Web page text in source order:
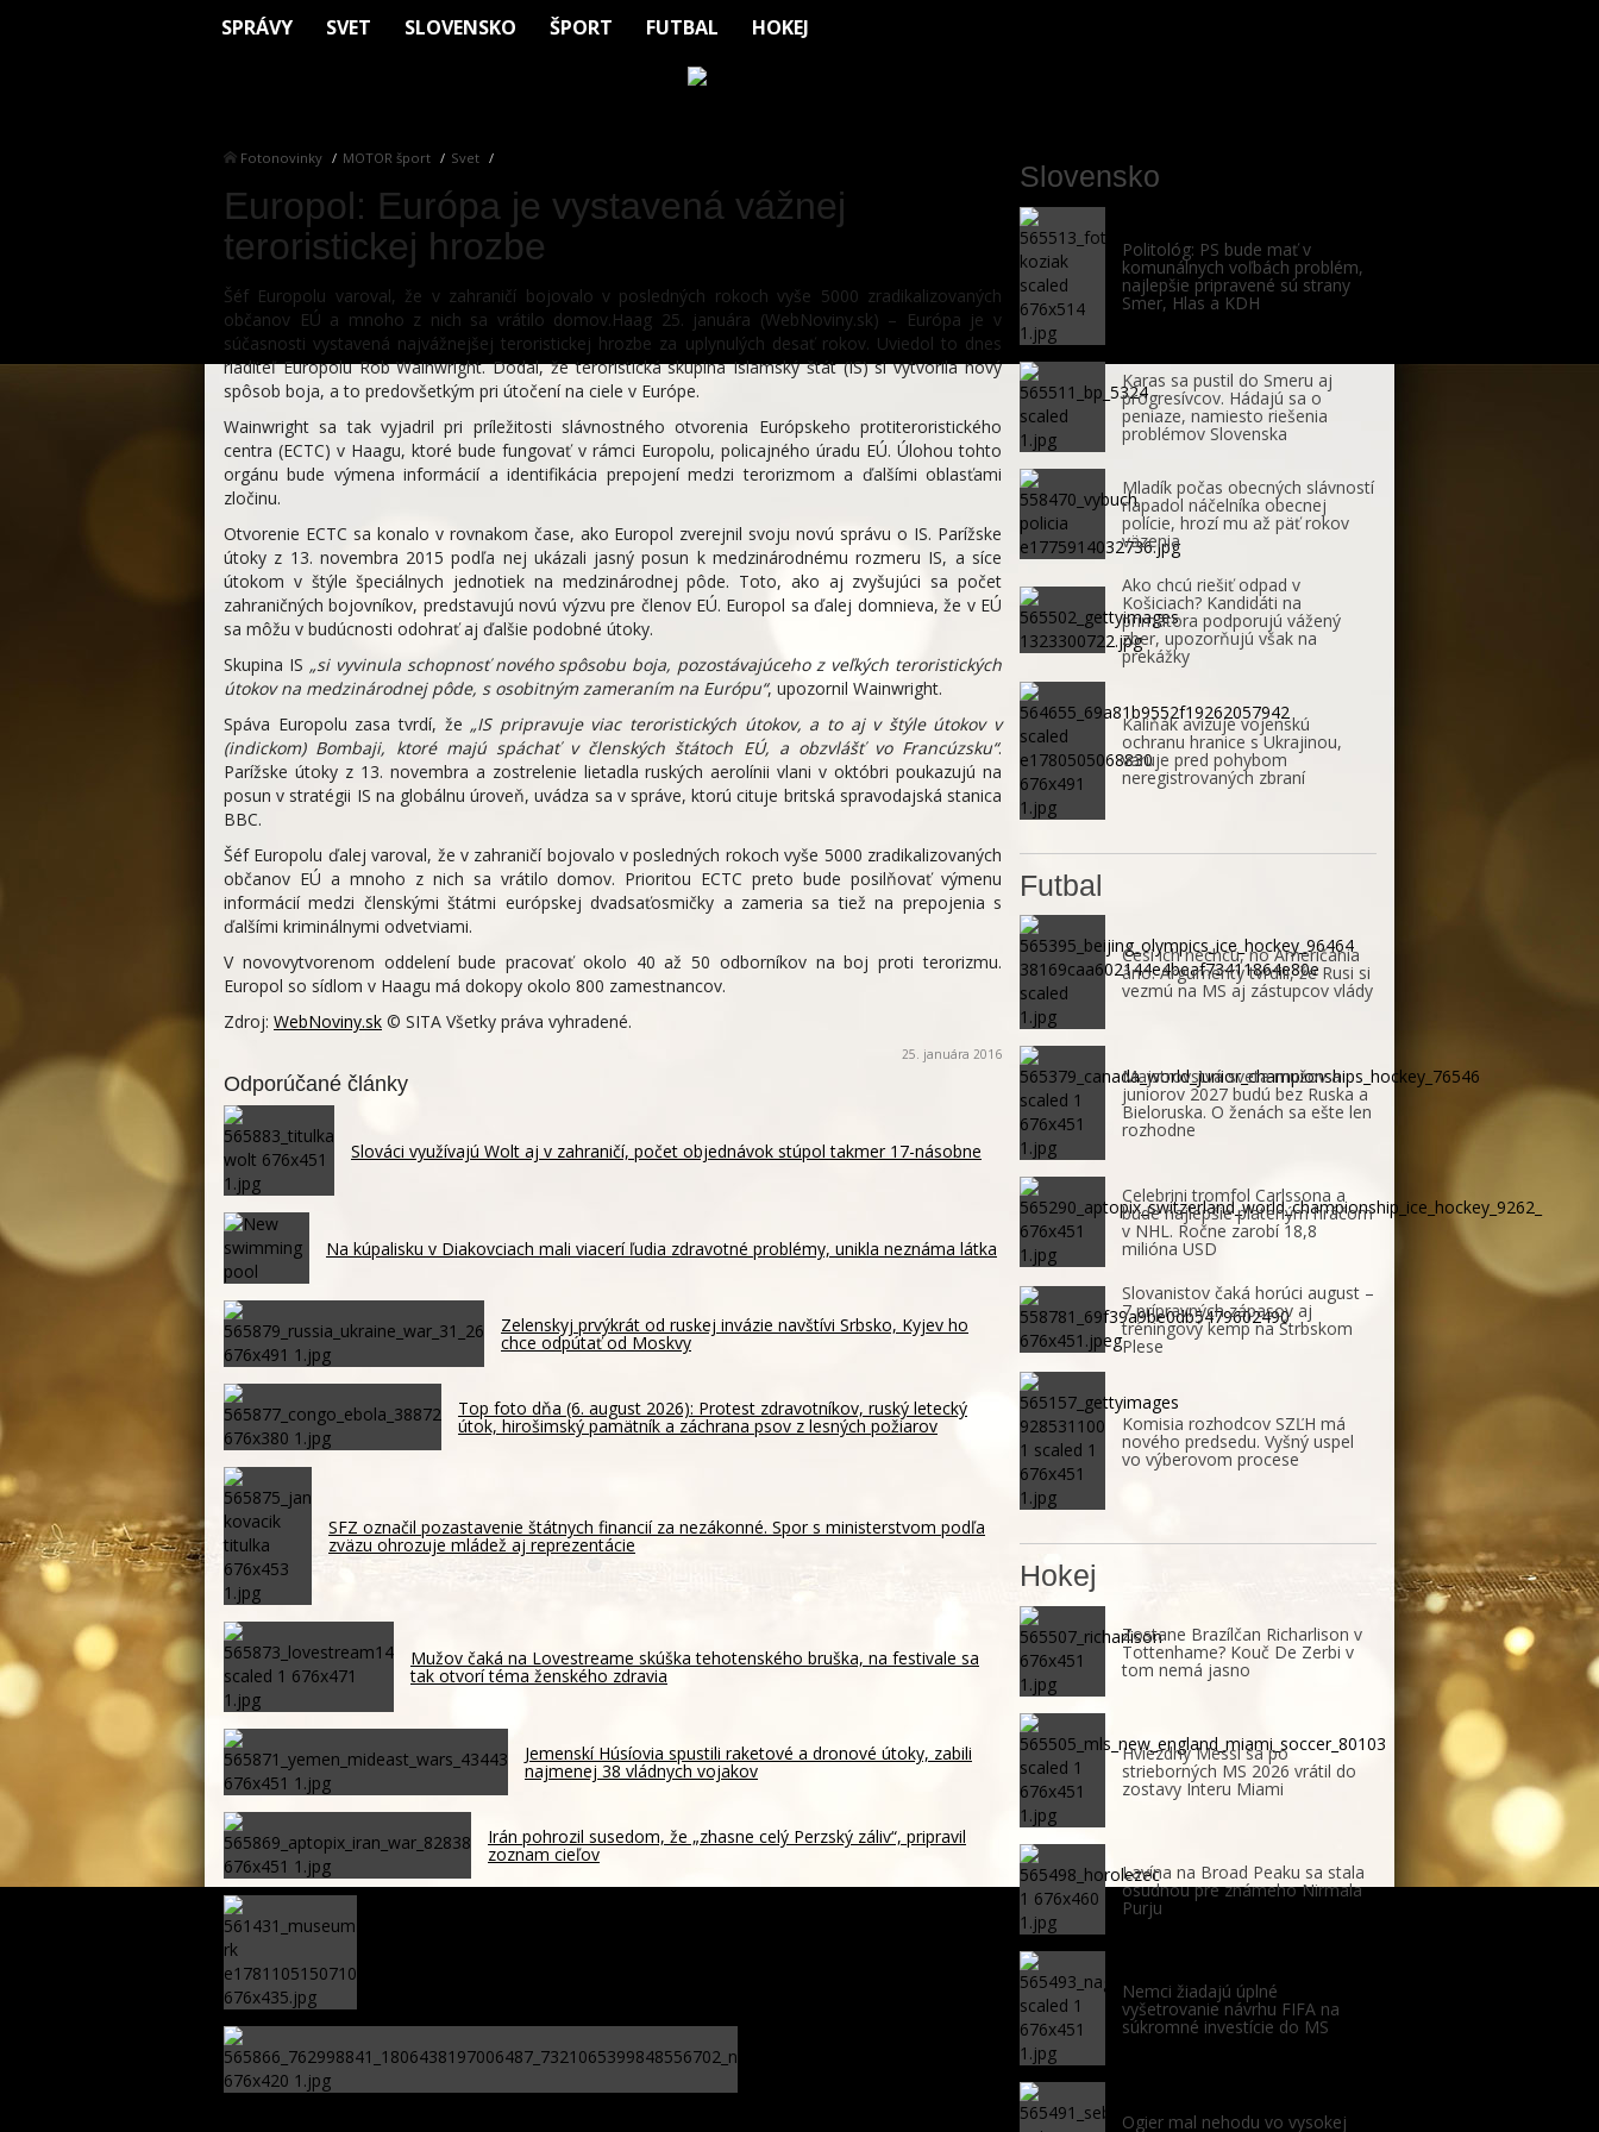
SPRÁVY SVET SLOVENSKO ŠPORT FUTBAL HOKEJ
Fotonovinky MOTOR šport Svet
Europol: Európa je vystavená vážnej
teroristickej hrozbe
Šéf Europolu varoval, že v zahraničí bojovalo v posledných rokoch vyše 5000 zradikalizovaných
občanov EÚ a mnoho z nich sa vrátilo domov.Haag 25. januára (WebNoviny.sk) – Európa je v
súčasnosti vystavená najvážnejšej teroristickej hrozbe za uplynulých desať rokov. Uviedol to dnes
riaditeľ Europolu Rob Wainwright. Dodal, že teroristická skupina Islamský štát (IS) si vytvorila nový
spôsob boja, a to predovšetkým pri útočení na ciele v Európe.
Wainwright sa tak vyjadril pri príležitosti slávnostného otvorenia Európskeho protiteroristického
centra (ECTC) v Haagu, ktoré bude fungovať v rámci Europolu, policajného úradu EÚ. Úlohou tohto
orgánu bude výmena informácií a identifikácia prepojení medzi terorizmom a ďalšími oblasťami
zločinu.
Otvorenie ECTC sa konalo v rovnakom čase, ako Europol zverejnil svoju novú správu o IS. Parížske
útoky z 13. novembra 2015 podľa nej ukázali jasný posun k medzinárodnému rozmeru IS, a síce
útokom v štýle špeciálnych jednotiek na medzinárodnej pôde. Toto, ako aj zvyšujúci sa počet
zahraničných bojovníkov, predstavujú novú výzvu pre členov EÚ. Europol sa ďalej domnieva, že v EÚ
sa môžu v budúcnosti odohrať aj ďalšie podobné útoky.
Skupina IS „si vyvinula schopnosť nového spôsobu boja, pozostávajúceho z veľkých teroristických
útokov na medzinárodnej pôde, s osobitným zameraním na Európu“, upozornil Wainwright.
Spáva Europolu zasa tvrdí, že „IS pripravuje viac teroristických útokov, a to aj v štýle útokov v
(indickom) Bombaji, ktoré majú spáchať v členských štátoch EÚ, a obzvlášť vo Francúzsku“.
Parížske útoky z 13. novembra a zostrelenie lietadla ruských aerolínii vlani v októbri poukazujú na
posun v stratégii IS na globálnu úroveň, uvádza sa v správe, ktorú cituje britská spravodajská stanica
BBC.
Šéf Europolu ďalej varoval, že v zahraničí bojovalo v posledných rokoch vyše 5000 zradikalizovaných
občanov EÚ a mnoho z nich sa vrátilo domov. Prioritou ECTC preto bude posilňovať výmenu
informácií medzi členskými štátmi európskej dvadsaťosmičky a zameria sa tiež na prepojenia s
ďalšími kriminálnymi odvetviami.
V novovytvorenom oddelení bude pracovať okolo 40 až 50 odborníkov na boj proti terorizmu.
Europol so sídlom v Haagu má dokopy okolo 800 zamestnancov.
Zdroj: WebNoviny.sk © SITA Všetky práva vyhradené.
25. januára 2016
Odporúčané články
Slováci využívajú Wolt aj v zahraničí, počet objednávok stúpol takmer 17-násobne
Na kúpalisku v Diakovciach mali viacerí ľudia zdravotné problémy, unikla neznáma látka
Zelenskyj prvýkrát od ruskej invázie navštívi Srbsko, Kyjev ho
chce odpútať od Moskvy
Top foto dňa (6. august 2026): Protest zdravotníkov, ruský letecký
útok, hirošimský pamätník a záchrana psov z lesných požiarov
SFZ označil pozastavenie štátnych financií za nezákonné. Spor s ministerstvom podľa
zväzu ohrozuje mládež aj reprezentácie
Mužov čaká na Lovestreame skúška tehotenského bruška, na festivale sa
tak otvorí téma ženského zdravia
Jemenskí Húsíovia spustili raketové a dronové útoky, zabili
najmenej 38 vládnych vojakov
Irán pohrozil susedom, že „zhasne celý Perzský záliv“, pripravil
zoznam cieľov
Slovensko
Politológ: PS bude mať v
komunálnych voľbách problém,
najlepšie pripravené sú strany
Smer, Hlas a KDH
Karas sa pustil do Smeru aj
progresívcov. Hádajú sa o
peniaze, namiesto riešenia
problémov Slovenska
Mladík počas obecných slávností
napadol náčelníka obecnej
polície, hrozí mu až päť rokov
väzenia
Ako chcú riešiť odpad v
Košiciach? Kandidáti na
primátora podporujú vážený
zber, upozorňujú však na
prekážky
Kaliňák avizuje vojenskú
ochranu hranice s Ukrajinou,
varuje pred pohybom
neregistrovaných zbraní
Futbal
Česi ich nechcú, no Američania
áno. Argumenty tvrdili, že Rusi si
vezmú na MS aj zástupcov vlády
Majstrovstvá sveta mužov a
juniorov 2027 budú bez Ruska a
Bieloruska. O ženách sa ešte len
rozhodne
Celebrini tromfol Carlssona a
bude najlepšie plateným hráčom
v NHL. Ročne zarobí 18,8
milióna USD
Slovanistov čaká horúci august –
7 prípravných zápasov aj
tréningový kemp na Štrbskom
Plese
Komisia rozhodcov SZĽH má
nového predsedu. Vyšný uspel
vo výberovom procese
Hokej
Zostane Brazílčan Richarlison v
Tottenhame? Kouč De Zerbi v
tom nemá jasno
Hviezdny Messi sa po
strieborných MS 2026 vrátil do
zostavy Interu Miami
Lavína na Broad Peaku sa stala
osudnou pre známeho Nirmala
Purju
Nemci žiadajú úplné
vyšetrovanie návrhu FIFA na
súkromné investície do MS
Ogier mal nehodu vo vysokej